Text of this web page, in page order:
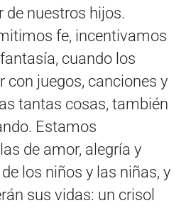
de nuestros hijos.
fe, incentivamos
cuando los
con juegos, canciones y
tantas cosas, también
Estamos
de amor, alegría y
los niños y las niñas, y
sus vidas: un crisol